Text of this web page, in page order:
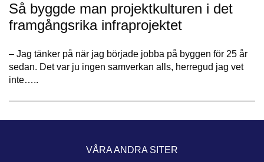
Så byggde man projektkulturen i det
framgångsrika infraprojektet
– Jag tänker på när jag började jobba på byggen för 25 år
sedan. Det var ju ingen samverkan alls, herregud jag vet
inte…..
VÅRA ANDRA SITER